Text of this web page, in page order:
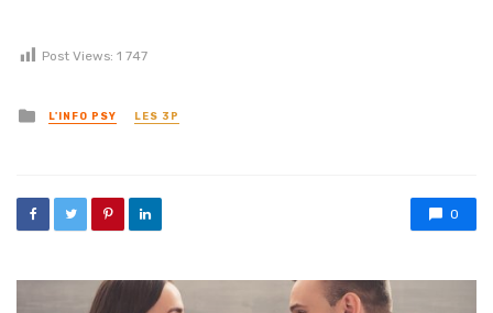
Post Views: 1 747
Posted in
L'INFO PSY LES 3P
0